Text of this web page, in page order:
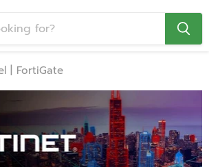
| FortiGate